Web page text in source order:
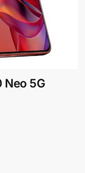
Neo 5G